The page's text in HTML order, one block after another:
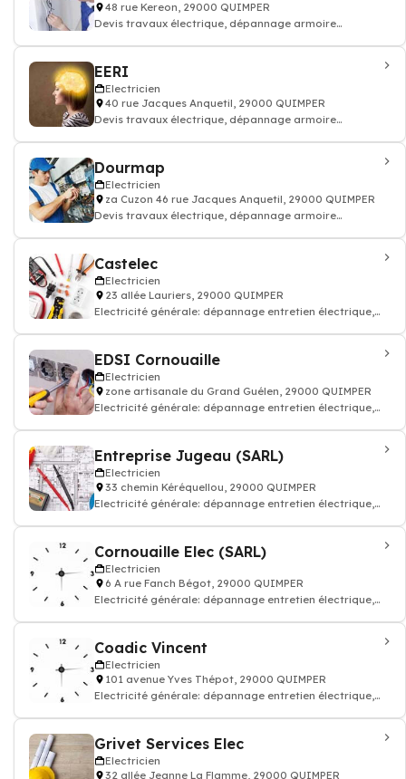
48 rue Kereon, 29000 QUIMPER
Devis travaux électrique, dépannage armoire
EERI
Electricien
40 rue Jacques Anquetil, 29000 QUIMPER
Devis travaux électrique, dépannage armoire
Dourmap
Electricien
za Cuzon 46 rue Jacques Anquetil, 29000 QUIMPER
Devis travaux électrique, dépannage armoire
Castelec
Electricien
23 allée Lauriers, 29000 QUIMPER
Electricité générale: dépannage entretien électrique,
EDSI Cornouaille
Electricien
zone artisanale du Grand Guélen, 29000 QUIMPER
Electricité générale: dépannage entretien électrique,
Entreprise Jugeau (SARL)
Electricien
33 chemin Kéréquellou, 29000 QUIMPER
Electricité générale: dépannage entretien électrique,
Cornouaille Elec (SARL)
Electricien
6 A rue Fanch Bégot, 29000 QUIMPER
Electricité générale: dépannage entretien électrique,
Coadic Vincent
Electricien
101 avenue Yves Thépot, 29000 QUIMPER
Electricité générale: dépannage entretien électrique,
Grivet Services Elec
Electricien
32 allée Jeanne La Flamme, 29000 QUIMPER